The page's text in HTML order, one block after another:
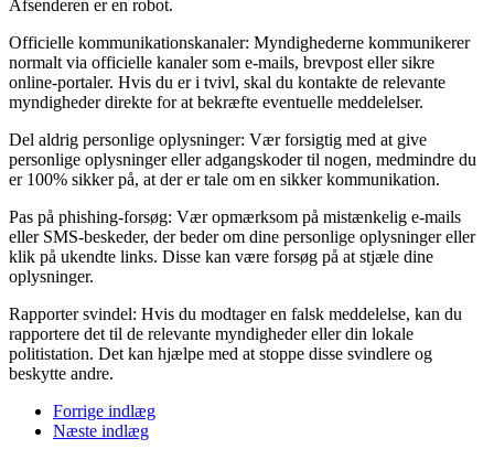
Afsenderen er en robot.
Officielle kommunikationskanaler: Myndighederne kommunikerer
normalt via officielle kanaler som e-mails, brevpost eller sikre
online-portaler. Hvis du er i tvivl, skal du kontakte de relevante
myndigheder direkte for at bekræfte eventuelle meddelelser.
Del aldrig personlige oplysninger: Vær forsigtig med at give
personlige oplysninger eller adgangskoder til nogen, medmindre du
er 100% sikker på, at der er tale om en sikker kommunikation.
Pas på phishing-forsøg: Vær opmærksom på mistænkelig e-mails
eller SMS-beskeder, der beder om dine personlige oplysninger eller
klik på ukendte links. Disse kan være forsøg på at stjæle dine
oplysninger.
Rapporter svindel: Hvis du modtager en falsk meddelelse, kan du
rapportere det til de relevante myndigheder eller din lokale
politistation. Det kan hjælpe med at stoppe disse svindlere og
beskytte andre.
Forrige indlæg
Næste indlæg